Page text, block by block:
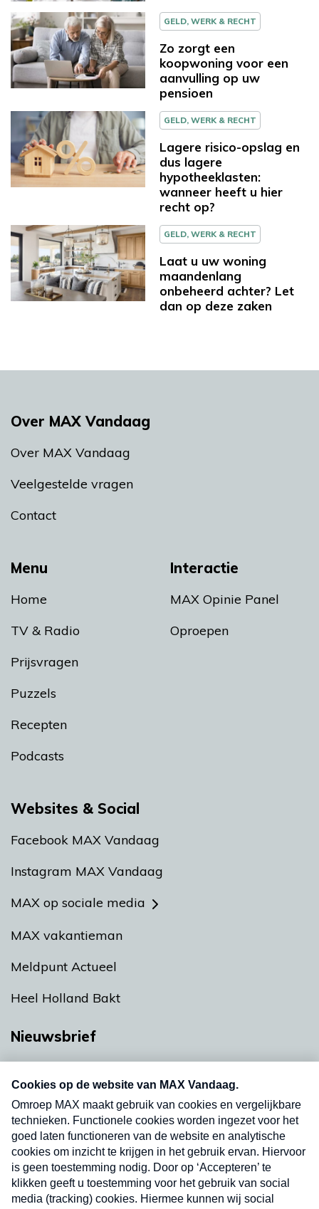
GELD, WERK & RECHT
Zo zorgt een
koopwoning voor een
aanvulling op uw
pensioen
GELD, WERK & RECHT
Lagere risico-opslag en
dus lagere
hypotheeklasten:
wanneer heeft u hier
recht op?
GELD, WERK & RECHT
Laat u uw woning
maandenlang
onbeheerd achter? Let
dan op deze zaken
Menu
Home
TV & Radio
Prijsvragen
Puzzels
Recepten
Podcasts
Interactie
MAX Opinie Panel
Oproepen
Over MAX Vandaag
Over MAX Vandaag
Veelgestelde vragen
Contact
Websites & Social
Facebook MAX Vandaag
Instagram MAX Vandaag
MAX op sociale media
MAX vakantieman
Meldpunt Actueel
Heel Holland Bakt
Nieuwsbrief
nieuwsbrief. Elke vrijdag- en dinsdagochtend in
uw mailbox.
Verzend